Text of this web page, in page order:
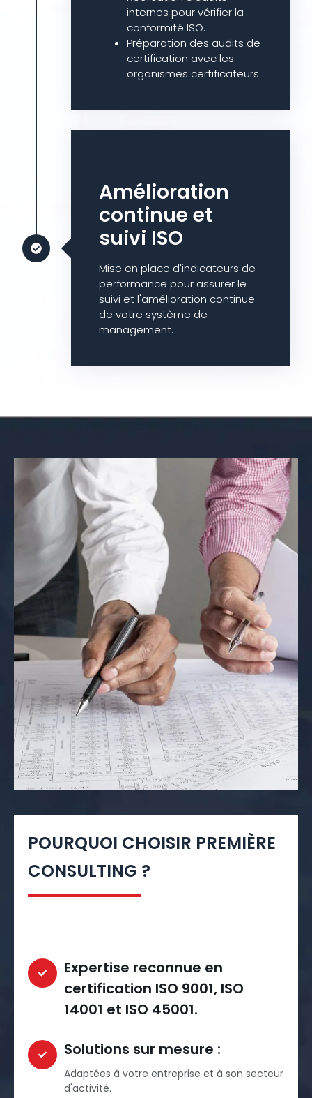
internes pour vérifier la
conformité ISO.
Préparation des audits de
certification avec les
organismes certificateurs.
Amélioration
continue et
suivi ISO
Mise en place d'indicateurs de
performance pour assurer le
suivi et l'amélioration continue
de votre système de
management.
POURQUOI CHOISIR PREMIÈRE
CONSULTING ?
Expertise reconnue en
certification ISO 9001, ISO
14001 et ISO 45001.
Solutions sur mesure :
Adaptées à votre entreprise et à son secteur
d'activité.